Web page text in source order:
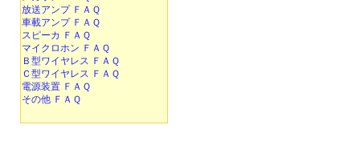
放送アンプ ＦＡＱ
車載アンプ ＦＡＱ
スピーカ ＦＡＱ
マイクロホン ＦＡＱ
Ｂ型ワイヤレス ＦＡＱ
Ｃ型ワイヤレス ＦＡＱ
電源装置 ＦＡＱ
その他 ＦＡＱ